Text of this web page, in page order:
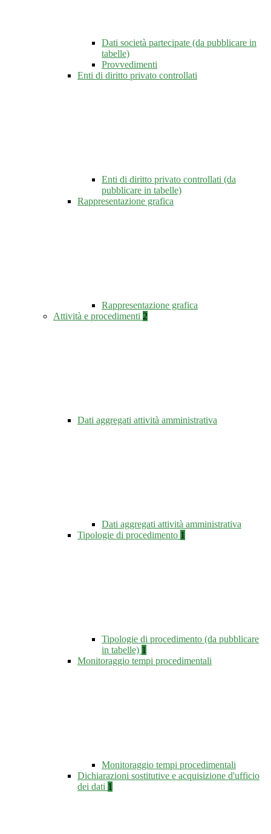
Dati società partecipate (da pubblicare in
tabelle)
Provvedimenti
Enti di diritto privato controllati
Enti di diritto privato controllati (da
pubblicare in tabelle)
Rappresentazione grafica
Rappresentazione grafica
Attività e procedimenti 2
Dati aggregati attività amministrativa
Dati aggregati attività amministrativa
Tipologie di procedimento 1
Tipologie di procedimento (da pubblicare
in tabelle) 1
Monitoraggio tempi procedimentali
Monitoraggio tempi procedimentali
Dichiarazioni sostitutive e acquisizione d'ufficio
dei dati 1